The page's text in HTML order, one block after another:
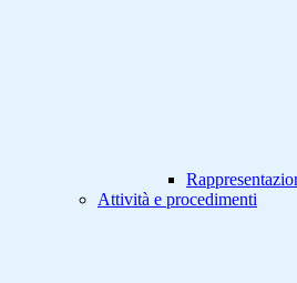
Attività e procedimenti